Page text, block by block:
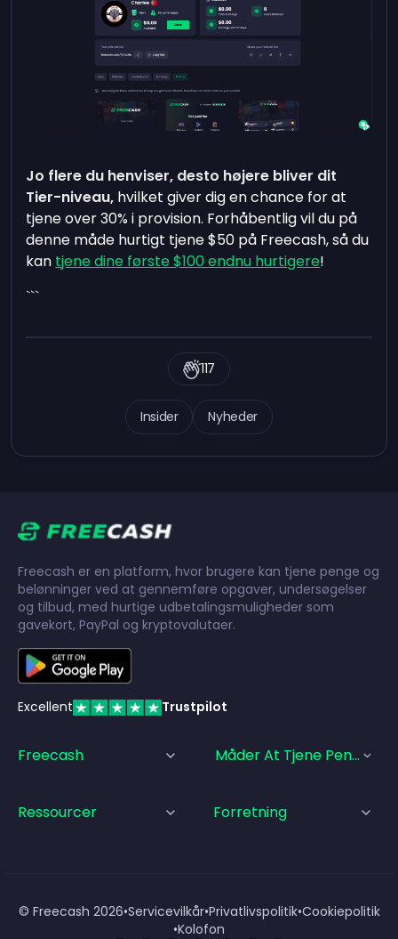
Jo flere du henviser, desto højere bliver dit
Tier-niveau, hvilket giver dig en chance for at
tjene over 30% i provision. Forhåbentlig vil du på
denne måde hurtigt tjene $50 på Freecash, så du
kan tjene dine første $100 endnu hurtigere!
```
Insider Nyheder
117
Freecash er en platform, hvor brugere kan tjene penge og
belønninger ved at gennemføre opgaver, undersøgelser
og tilbud, med hurtige udbetalingsmuligheder som
gavekort, PayPal og kryptovalutaer.
Excellent Trustpilot
Freecash Måder At Tjene Penge På
Ressourcer Forretning
© Freecash 2026•Servicevilkår•Privatlivspolitik•Cookiepolitik
•Kolofon